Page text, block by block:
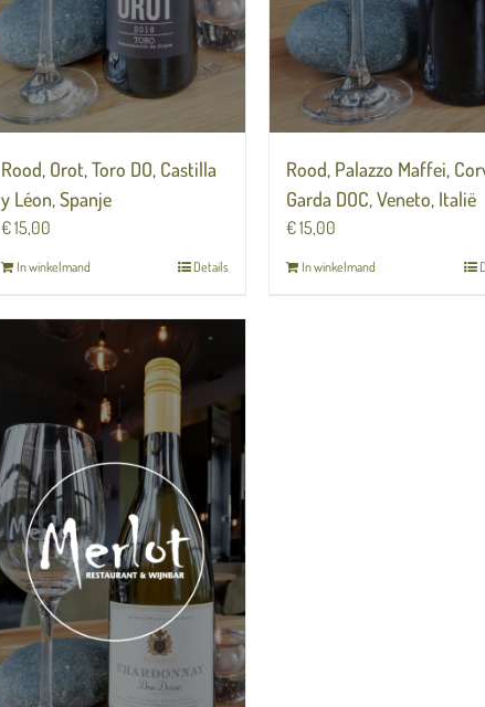
Rood, Orot, Toro DO, Castilla
y Léon, Spanje
€15,00
In winkelmand Details
Rood, Palazzo Maffei,
Garda DOC, Veneto, Italië
€15,00
In winkelmand